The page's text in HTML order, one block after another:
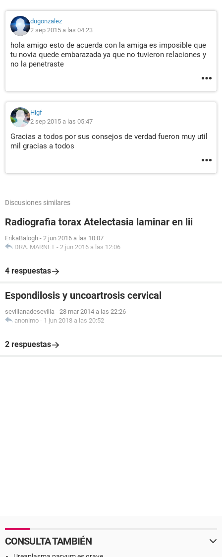
dugonzalez
2 sep 2015 a las 04:23
hola amigo esto de acuerda con la amiga es imposible que
tu novia quede embarazada ya que no tuvieron relaciones y
no la penetraste
Higf
2 sep 2015 a las 05:47
Gracias a todos por sus consejos de verdad fueron muy util
mil gracias a todos
Discusiones similares
Radiografia torax Atelectasia laminar en lii
ErikaBalogh - 2 jun 2016 a las 10:07
DRA. MARNET - 2 jun 2016 a las 12:06
4 respuestas
Espondilosis y uncoartrosis cervical
sevillanadesevilla - 28 mar 2014 a las 22:26
anonimo - 1 jun 2018 a las 20:52
2 respuestas
CONSULTA TAMBIÉN